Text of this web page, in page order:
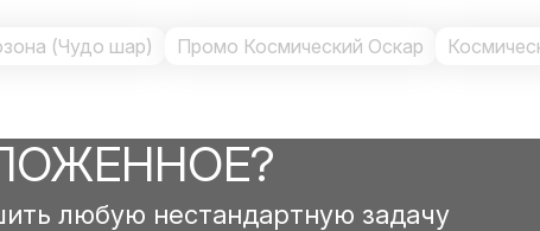
(Чудо шар) Промо Космический Оскар
любую нестандартную задачу